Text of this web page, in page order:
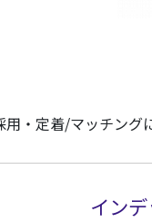
着/マッチ
イン